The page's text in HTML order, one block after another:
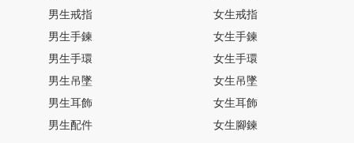
男生戒指
男生手鍊
男生手環
男生吊墜
男生耳飾
男生配件
女生戒指
女生手鍊
女生手環
女生吊墜
女生耳飾
女生腳鍊